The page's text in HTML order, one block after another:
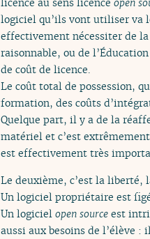
logiciel qu’ils vont utiliser va
effectivement nécessiter de
raisonnable, ou de
de coût de licence.
Le coût total de possession,
formation, des coûts
Quelque part, il y a de la
matériel et c’est
est effectivement très
Le deuxième, c’est la
Un logiciel propriétaire est
Un logiciel open source est
aussi aux besoins de l’élève